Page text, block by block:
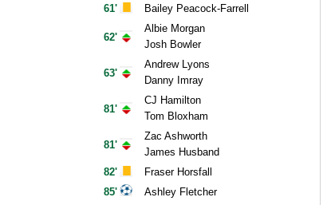
61'
62'
63'
81'
81'
82'
85'
Bailey Peacock-Farrell
Albie Morgan
Josh Bowler
Andrew Lyons
Danny Imray
CJ Hamilton
Tom Bloxham
Zac Ashworth
James Husband
Fraser Horsfall
Ashley Fletcher